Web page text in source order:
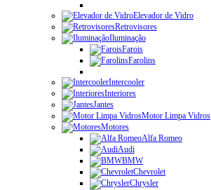
Elevador de Vidro
Retrovisores
Iluminação
Farois
Farolins
Intercooler
Interiores
Jantes
Motor Limpa Vidros
Motores
Alfa Romeo
Audi
BMW
Chevrolet
Chrysler